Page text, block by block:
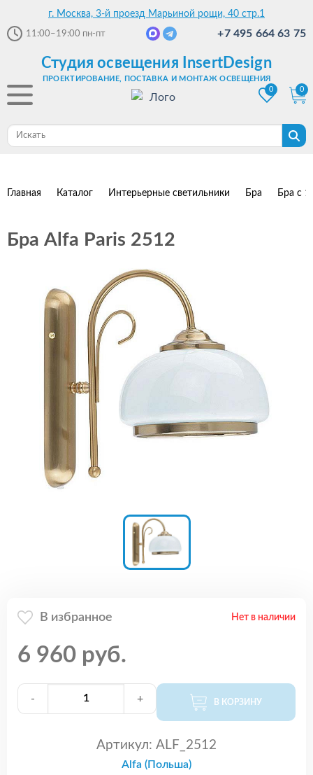
г. Москва, 3-й проезд Марьиной рощи, 40 стр.1
11:00–19:00 пн-пт +7 495 664 63 75
Студия освещения InsertDesign
ПРОЕКТИРОВАНИЕ, ПОСТАВКА И МОНТАЖ ОСВЕЩЕНИЯ
0
0
Главная Каталог Интерьерные светильники Бра Бра с
Бра Alfa Paris 2512
В избранное Нет в наличии
6 960 руб.
- + В КОРЗИНУ
Артикул: ALF_2512
Alfa (Польша)